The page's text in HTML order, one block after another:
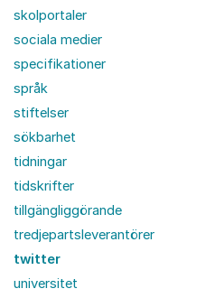
skolportaler
sociala medier
specifikationer
språk
stiftelser
sökbarhet
tidningar
tidskrifter
tillgängliggörande
tredjepartsleverantörer
twitter
universitet